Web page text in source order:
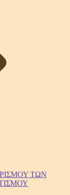
ΤΩΝ